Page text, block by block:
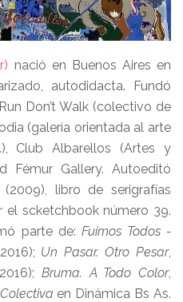
nació en Buenos Aires en
autodidacta. Fundó
Don’t Walk (colectivo de
(galería orientada al arte
Club Albarellos (Artes y
Fémur Gallery. Autoeditó
libro de serigrafías
scketchbook número 39.
parte de: Fuimos Todos -
Un Pasar. Otro Pesar,
Bruma. A Todo Color,
en Dinámica Bs As.